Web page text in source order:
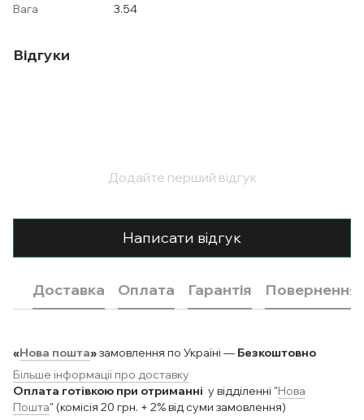
Вага
3.54
Відгуки
Додайте перший відгук
Написати відгук
Доставка Оплата Гарантія Повернення
«Нова пошта»замовлення по Україні — Безкоштовно
Більше інформації про доставку
Оплата готівкою при отриманні у відділенні "Нова
Пошта" (комісія 20 грн. + 2% від суми замовлення)